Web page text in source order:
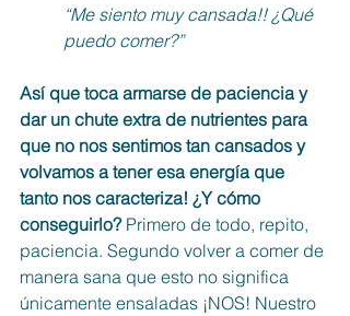
“Me siento muy cansada!! ¿Qué
puedo comer?”
Así que toca armarse de paciencia y
dar un chute extra de nutrientes para
que no nos sentimos tan cansados y
volvamos a tener esa energía que
tanto nos caracteriza! ¿Y cómo
conseguirlo? Primero de todo, repito,
paciencia. Segundo volver a comer de
manera sana que esto no significa
únicamente ensaladas ¡NOS! Nuestro